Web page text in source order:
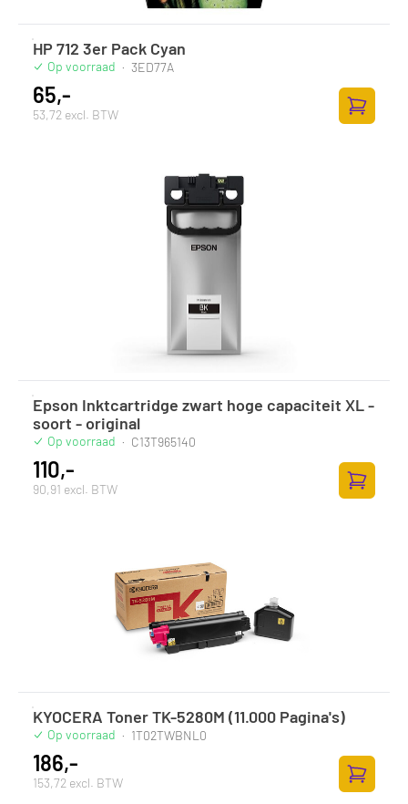
HP 712 3er Pack Cyan
Op voorraad · 3ED77A
65,-
53,72 excl. BTW
Zum
Epson Inktcartridge zwart hoge capaciteit XL -
soort - original
Op voorraad · C13T965140
110,-
90,91 excl. BTW
Zum
KYOCERA Toner TK-5280M (11.000 Pagina's)
Op voorraad · 1T02TWBNL0
186,-
153,72 excl. BTW
Zum